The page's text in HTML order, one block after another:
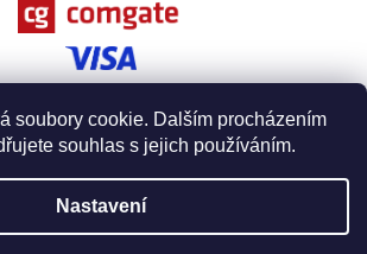
soubory cookie. Dalším procházením
souhlas s jejich používáním.
Nastavení